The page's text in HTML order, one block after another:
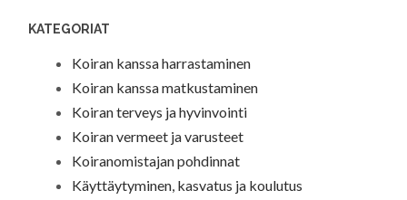
KATEGORIAT
Koiran kanssa harrastaminen
Koiran kanssa matkustaminen
Koiran terveys ja hyvinvointi
Koiran vermeet ja varusteet
Koiranomistajan pohdinnat
Käyttäytyminen, kasvatus ja koulutus